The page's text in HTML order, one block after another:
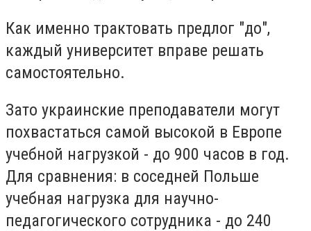
Как именно трактовать предлог "до",
каждый университет вправе решать
самостоятельно.
Зато украинские преподаватели могут
похвастаться самой высокой в Европе
учебной нагрузкой - до 900 часов в год.
Для сравнения: в соседней Польше
учебная нагрузка для научно-
педагогического сотрудника - до 240